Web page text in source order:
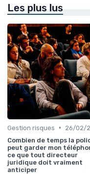
Les plus lus
Gestion risques •
26/02/
Combien de temps la
peut garder mon
ce que tout directeur
juridique doit vraiment
anticiper